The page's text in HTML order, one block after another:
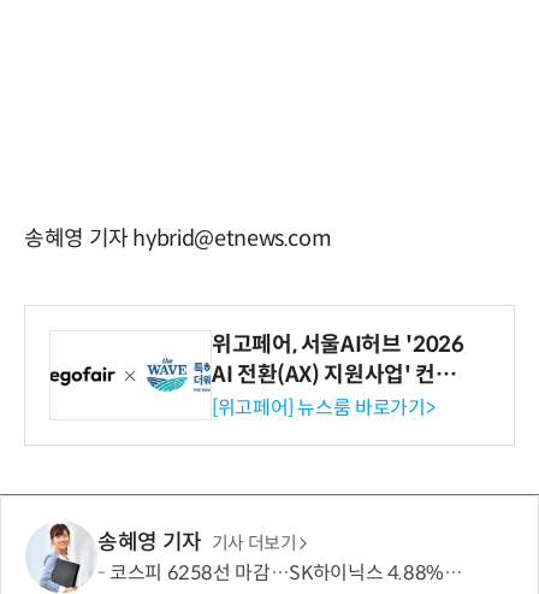
송혜영 기자 hybrid@etnews.com
위고페어, 서울AI허브 '2026
AI 전환(AX) 지원사업' 컨소
시엄 선정
[위고페어] 뉴스룸 바로가기>
송혜영 기자 기사 더보기
코스피 6258선 마감…SK하이닉스 4.88% 내려